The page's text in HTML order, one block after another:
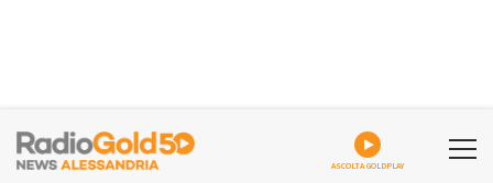
ASCOLTA GOLDPLAY